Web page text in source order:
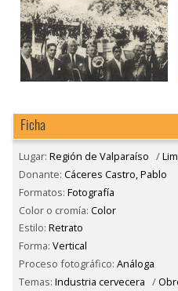
Ficha
Lugar: Región de Valparaíso /
Donante: Cáceres Castro, Pablo
Formatos: Fotografía
Color o cromía: Color
Estilo: Retrato
Forma: Vertical
Proceso fotográfico: Análoga
Temas: Industria cervecera /